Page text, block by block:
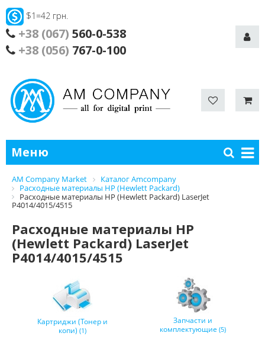
$1=42 грн.
+38 (067) 560-0-538
+38 (056) 767-0-100
Меню
AM Company Market
Каталог Amcompany
Расходные материалы HP (Hewlett Packard)
Расходные материалы HP (Hewlett Packard) LaserJet
P4014/4015/4515
Расходные материалы HP
(Hewlett Packard) LaserJet
P4014/4015/4515
Картриджи (Тонер и
копи) (1)
Запчасти и
комплектующие (5)